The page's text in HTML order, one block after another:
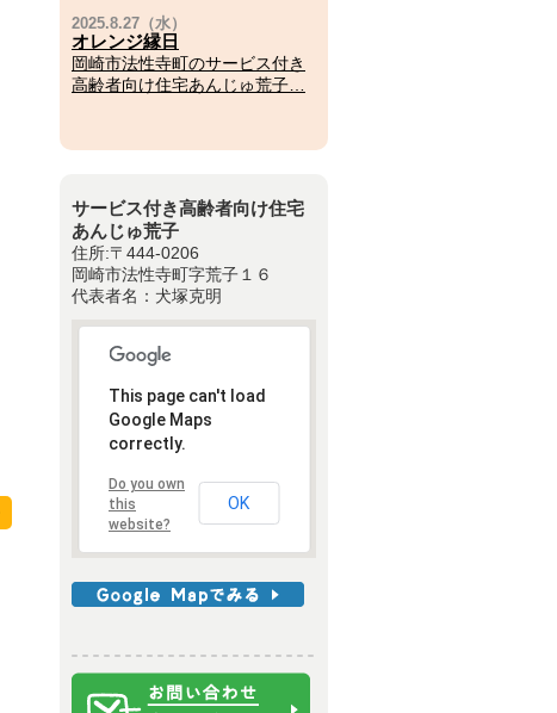
オレンジ縁日
岡崎市法性寺町のサービス付き
高齢者向け住宅あんじゅ荒子…
サービス付き高齢者向け住宅
あんじゅ荒子
住所:〒444-0206
岡崎市法性寺町字荒子１６
代表者名：犬塚克明
This page can't load
Google Maps
correctly.
Do you own
this
website?
OK